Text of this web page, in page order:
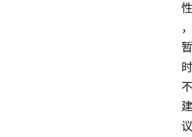
性
，
暂
时
不
建
议